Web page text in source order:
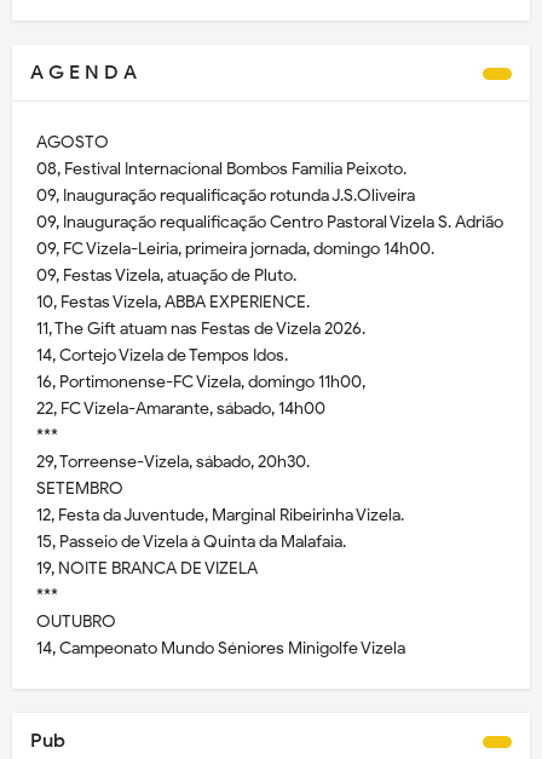
A G E N D A
AGOSTO
08, Festival Internacional Bombos Família Peixoto.
09, Inauguração requalificação rotunda J.S.Oliveira
09, Inauguração requalificação Centro Pastoral Vizela S. Adrião
09, FC Vizela-Leiria, primeira jornada, domingo 14h00.
09, Festas Vizela, atuação de Pluto.
10, Festas Vizela, ABBA EXPERIENCE.
11, The Gift atuam nas Festas de Vizela 2026.
14, Cortejo Vizela de Tempos Idos.
16, Portimonense-FC Vizela, domingo 11h00,
22, FC Vizela-Amarante, sábado, 14h00
***
29, Torreense-Vizela, sábado, 20h30.
SETEMBRO
12, Festa da Juventude, Marginal Ribeirinha Vizela.
15, Passeio de Vizela à Quinta da Malafaia.
19, NOITE BRANCA DE VIZELA
***
OUTUBRO
14, Campeonato Mundo Séniores Minigolfe Vizela
Pub